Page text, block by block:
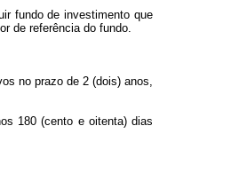
fundo de investimento que
de referência do fundo.
no prazo de 2 (dois) anos,
180 (cento e oitenta) dias